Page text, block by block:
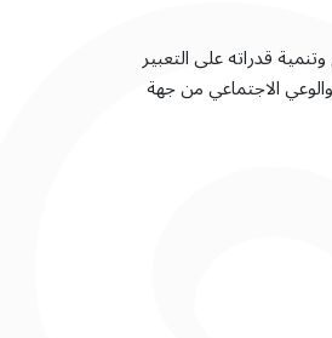
قدراته على التعبير
الاجتماعي من جهة